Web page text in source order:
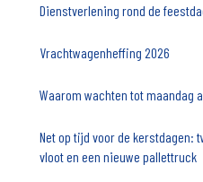
Dienstverlening rond de
Vrachtwagenheffing 2026
Waarom wachten tot maandag
Net op tijd voor de kerstdagen:
vloot en een nieuwe pallettruck